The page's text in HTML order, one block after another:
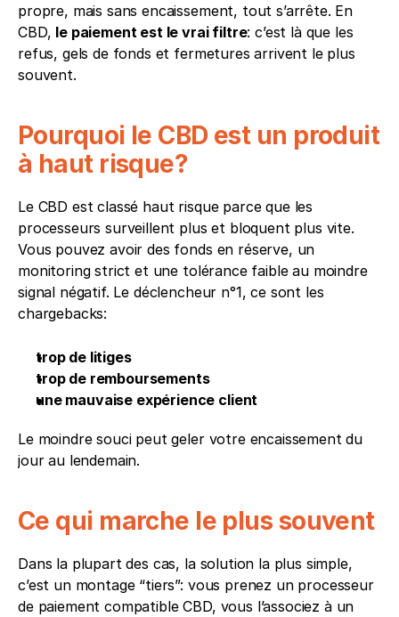
propre, mais sans encaissement, tout s’arrête. En
CBD, le paiement est le vrai filtre: c’est là que les
refus, gels de fonds et fermetures arrivent le plus
souvent.
Pourquoi le CBD est un produit
à haut risque?
Le CBD est classé haut risque parce que les
processeurs surveillent plus et bloquent plus vite.
Vous pouvez avoir des fonds en réserve, un
monitoring strict et une tolérance faible au moindre
signal négatif. Le déclencheur n°1, ce sont les
chargebacks:
trop de litiges
trop de remboursements
une mauvaise expérience client
Le moindre souci peut geler votre encaissement du
jour au lendemain.
Ce qui marche le plus souvent
Dans la plupart des cas, la solution la plus simple,
c’est un montage “tiers”: vous prenez un processeur
de paiement compatible CBD, vous l’associez à un